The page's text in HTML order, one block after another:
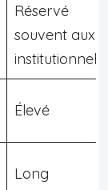
Réservé
souvent aux
institutionnels
Élevé
Long